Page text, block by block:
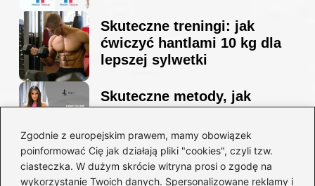
Zgodnie z europejskim prawem, mamy obowiązek
poinformować Cię jak działają pliki "cookies", czyli tzw.
ciasteczka. W dużym skrócie witryna prosi o zgodę na
wykorzystanie Twoich danych. Spersonalizowane reklamy i
Skuteczne treningi: jak
ćwiczyć hantlami 10 kg dla
lepszej sylwetki
Skuteczne metody, jak
sylwetkę w zaledwie 90 dni
Idealny garnitur: jak dobrać